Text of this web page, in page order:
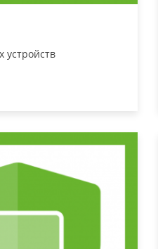
устройств